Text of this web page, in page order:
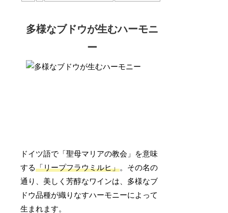
多様なブドウが生むハーモニ
ー
ドイツ語で「聖母マリアの教会」を意味
する「リープフラウミルヒ」。その名の
通り、美しく芳醇なワインは、多様なブ
ドウ品種が織りなすハーモニーによって
生まれます。